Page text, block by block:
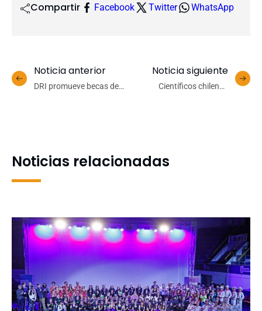
Compartir Facebook Twitter WhatsApp
Noticia anterior
DRI promueve becas de
Noticia siguiente
Científicos chilenos
Noticias relacionadas